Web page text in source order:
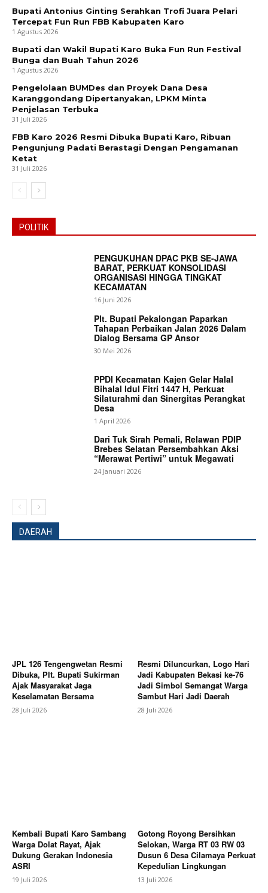
Bupati Antonius Ginting Serahkan Trofi Juara Pelari
Tercepat Fun Run FBB Kabupaten Karo
1 Agustus 2026
Bupati dan Wakil Bupati Karo Buka Fun Run Festival
Bunga dan Buah Tahun 2026
1 Agustus 2026
Pengelolaan BUMDes dan Proyek Dana Desa
Karanggondang Dipertanyakan, LPKM Minta
Penjelasan Terbuka
31 Juli 2026
FBB Karo 2026 Resmi Dibuka Bupati Karo, Ribuan
Pengunjung Padati Berastagi Dengan Pengamanan
Ketat
31 Juli 2026
POLITIK
PENGUKUHAN DPAC PKB SE-JAWA
BARAT, PERKUAT KONSOLIDASI
ORGANISASI HINGGA TINGKAT
KECAMATAN
16 Juni 2026
Plt. Bupati Pekalongan Paparkan
Tahapan Perbaikan Jalan 2026 Dalam
Dialog Bersama GP Ansor
30 Mei 2026
PPDI Kecamatan Kajen Gelar Halal
Bihalal Idul Fitri 1447 H, Perkuat
Silaturahmi dan Sinergitas Perangkat
Desa
1 April 2026
Dari Tuk Sirah Pemali, Relawan PDIP
Brebes Selatan Persembahkan Aksi
“Merawat Pertiwi” untuk Megawati
24 Januari 2026
DAERAH
JPL 126 Tengengwetan Resmi
Dibuka, Plt. Bupati Sukirman
Ajak Masyarakat Jaga
Keselamatan Bersama
28 Juli 2026
Resmi Diluncurkan, Logo Hari
Jadi Kabupaten Bekasi ke-76
Jadi Simbol Semangat Warga
Sambut Hari Jadi Daerah
28 Juli 2026
Kembali Bupati Karo Sambang
Warga Dolat Rayat, Ajak
Dukung Gerakan Indonesia
ASRI
19 Juli 2026
Gotong Royong Bersihkan
Selokan, Warga RT 03 RW 03
Dusun 6 Desa Cilamaya Perkuat
Kepedulian Lingkungan
13 Juli 2026